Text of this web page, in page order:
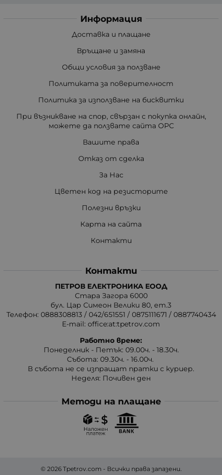
Информация
Доставка и плащане
Връщане и замяна
Общи условия за ползване
Политиката за поверителност
Политика за използване на бисквитки
При възникване на спор, свързан с покупка онлайн,
можете да ползвате сайта ОРС
Вашите права
Отказ от сделка
За Нас
Цветен код на резисторите
Полезни връзки
Карта на сайта
Контакти
Контакти
ПЕТРОВ ЕЛЕКТРОНИКА ЕООД
Стара Загора 6000
бул. Цар Симеон Велики 80, ет.3
Телефон: 0888308813 / 042/651551 / 0875111671 / 0887740434
E-mail: office:at:tpetrov.com
Работно време:
Понеделник - Петък: 09.00ч. - 18.30ч.
Събота: 09.30ч. - 16.00ч.
В събота не се изпращат пратки с куриер.
Неделя: Почивен ден
Методи на плащане
© 2026 Tpetrov.com - Всички права запазени.